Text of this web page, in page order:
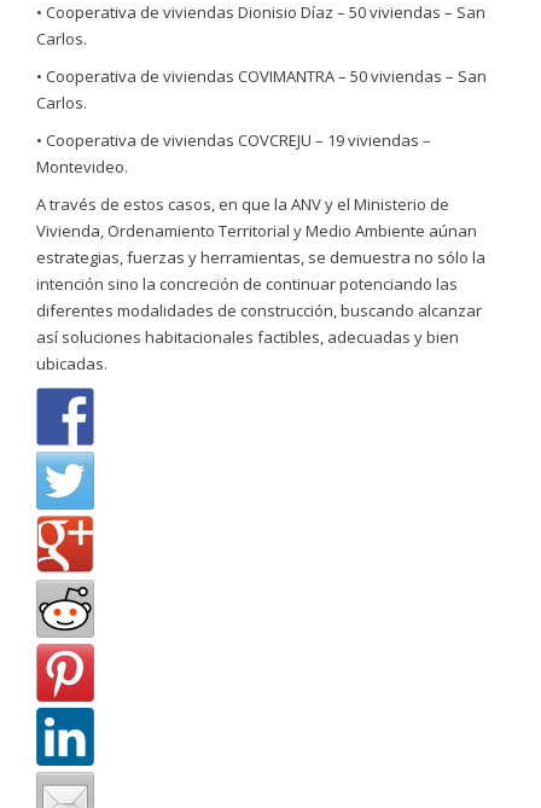
• Cooperativa de viviendas Dionisio Díaz – 50 viviendas – San
Carlos.
• Cooperativa de viviendas COVIMANTRA – 50 viviendas – San
Carlos.
• Cooperativa de viviendas COVCREJU – 19 viviendas –
Montevideo.
A través de estos casos, en que la ANV y el Ministerio de
Vivienda, Ordenamiento Territorial y Medio Ambiente aúnan
estrategias, fuerzas y herramientas, se demuestra no sólo la
intención sino la concreción de continuar potenciando las
diferentes modalidades de construcción, buscando alcanzar
así soluciones habitacionales factibles, adecuadas y bien
ubicadas.